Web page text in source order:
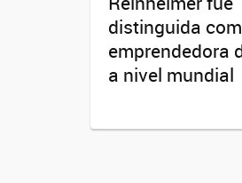
distinguida
emprendedora
a nivel mundial